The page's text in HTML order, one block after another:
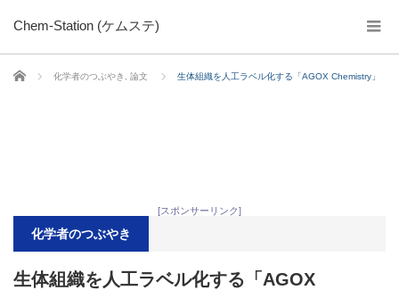
Chem-Station (ケムステ)
ホーム 化学者のつぶやき 論文 生体組織を人工ラベル化する「AGOX Chemistry」
[スポンサーリンク]
化学者のつぶやき
生体組織を人工ラベル化する「AGOX